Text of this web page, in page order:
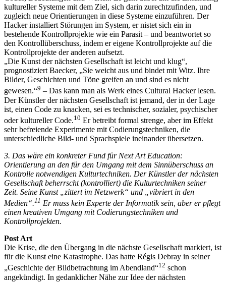
kultureller Systeme mit dem Ziel, sich darin zurechtzufinden, und
zugleich neue Orientierungen in diese Systeme einzuführen. Der
Hacker installiert Störungen im System, er nistet sich ein in
bestehende Kontrollprojekte wie ein Parasit – und beantwortet so
den Kontrollüberschuss, indem er eigene Kontrollprojekte auf die
Kontrollprojekte der anderen aufsetzt.
„Die Kunst der nächsten Gesellschaft ist leicht und klug“,
prognostiziert Baecker, „Sie weicht aus und bindet mit Witz. Ihre
Bilder, Geschichten und Töne greifen an und sind es nicht
gewesen.“9 – Das kann man als Werk eines Cultural Hacker lesen.
Der Künstler der nächsten Gesellschaft ist jemand, der in der Lage
ist, einen Code zu knacken, sei es technischer, sozialer, psychischer
oder kultureller Code.10 Er betreibt formal strenge, aber im Effekt
sehr befreiende Experimente mit Codierungstechniken, die
unterschiedliche Bild- und Sprachspiele ineinander übersetzen.
3. Das wäre ein konkreter Fund für Next Art Education:
Orientierung an den für den Umgang mit dem Sinnüberschuss an
Kontrolle notwendigen Kulturtechniken. Der Künstler der nächsten
Gesellschaft beherrscht (kontrolliert) die Kulturtechniken seiner
Zeit. Seine Kunst „zittert im Netzwerk“ und „vibriert in den
Medien“.11 Er muss kein Experte der Informatik sein, aber er pflegt
einen kreativen Umgang mit Codierungstechniken und
Kontrollprojekten.
Post Art
Die Krise, die den Übergang in die nächste Gesellschaft markiert, ist
für die Kunst eine Katastrophe. Das hatte Régis Debray in seiner
„Geschichte der Bildbetrachtung im Abendland“12 schon
angekündigt. In gedanklicher Nähe zur Idee der nächsten